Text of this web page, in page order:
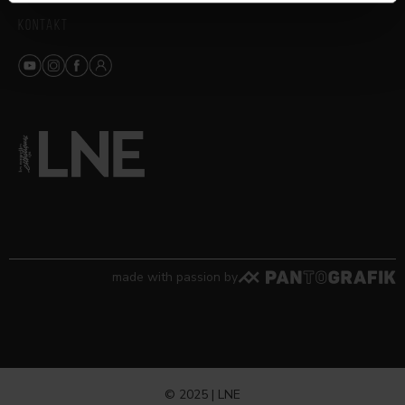
made with passion by
© 2025 | LNE